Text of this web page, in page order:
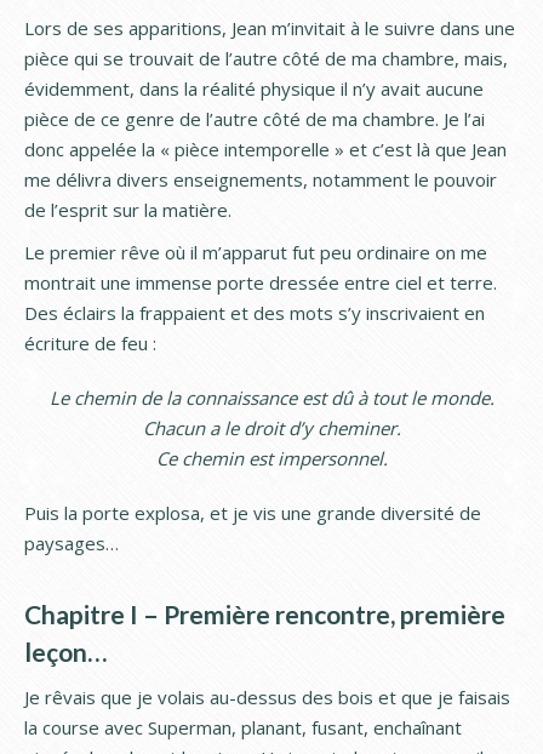
Lors de ses apparitions, Jean m’invitait à le suivre dans une
pièce qui se trouvait de l’autre côté de ma chambre, mais,
évidemment, dans la réalité physique il n’y avait aucune
pièce de ce genre de l’autre côté de ma chambre. Je l’ai
donc appelée la « pièce intemporelle » et c’est là que Jean
me délivra divers enseignements, notamment le pouvoir
de l’esprit sur la matière.
Le premier rêve où il m’apparut fut peu ordinaire on me
montrait une immense porte dressée entre ciel et terre.
Des éclairs la frappaient et des mots s’y inscrivaient en
écriture de feu :
Le chemin de la connaissance est dû à tout le monde.
Chacun a le droit d’y cheminer.
Ce chemin est impersonnel.
Puis la porte explosa, et je vis une grande diversité de
paysages…
Chapitre I – Première rencontre, première
leçon…
Je rêvais que je volais au-dessus des bois et que je faisais
la course avec Superman, planant, fusant, enchaînant